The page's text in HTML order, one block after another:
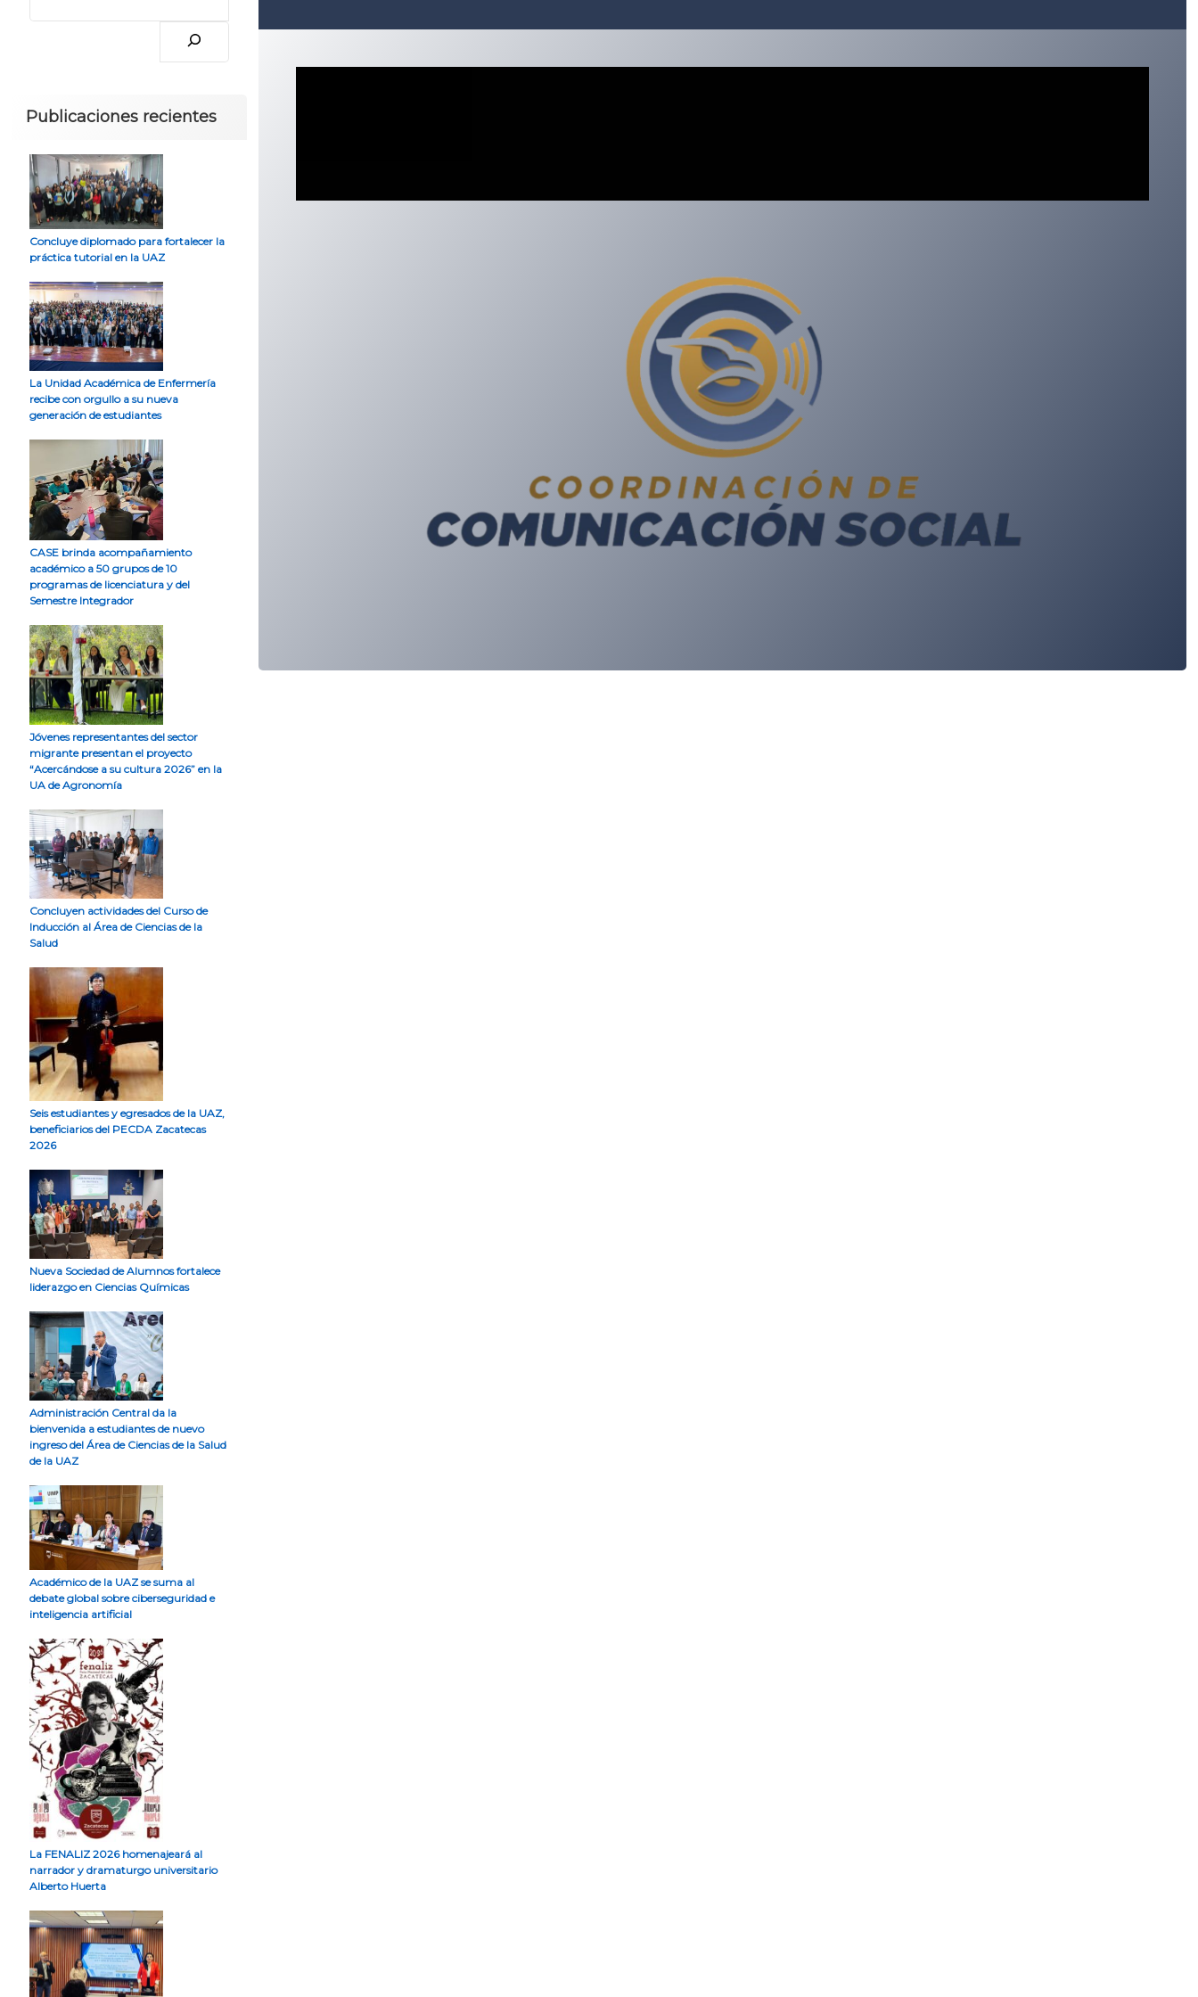
Publicaciones recientes
Concluye diplomado para fortalecer la
práctica tutorial en la UAZ
La Unidad Académica de Enfermería
recibe con orgullo a su nueva
generación de estudiantes
CASE brinda acompañamiento
académico a 50 grupos de 10
programas de licenciatura y del
Semestre Integrador
Jóvenes representantes del sector
migrante presentan el proyecto
“Acercándose a su cultura 2026” en la
UA de Agronomía
Concluyen actividades del Curso de
Inducción al Área de Ciencias de la
Salud
Seis estudiantes y egresados de la UAZ,
beneficiarios del PECDA Zacatecas
2026
Nueva Sociedad de Alumnos fortalece
liderazgo en Ciencias Químicas
Administración Central da la
bienvenida a estudiantes de nuevo
ingreso del Área de Ciencias de la Salud
de la UAZ
Académico de la UAZ se suma al
debate global sobre ciberseguridad e
inteligencia artificial
La FENALIZ 2026 homenajeará al
narrador y dramaturgo universitario
Alberto Huerta